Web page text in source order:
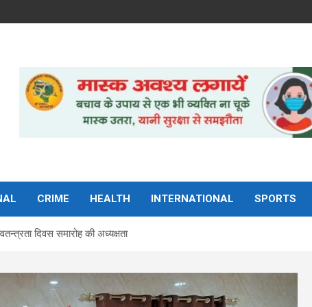
CRIME HEALTH INTERNATIONAL SPORTS
दिवस समारोह की अध्यक्षता